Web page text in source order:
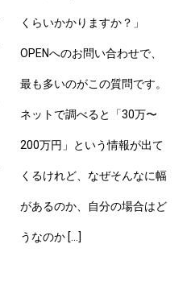
くらいかかりますか？」
OPENへのお問い合わせで、
最も多いのがこの質問です。
ネットで調べると「30万〜
200万円」という情報が出て
くるけれど、なぜそんなに幅
があるのか、自分の場合はど
うなのか […]